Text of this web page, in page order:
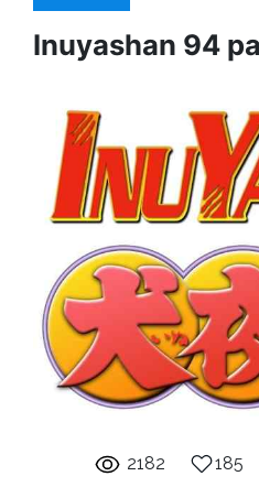
Inuyashan 94
2182 185